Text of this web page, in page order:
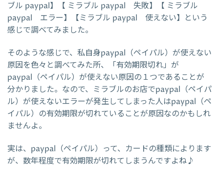
ブル paypal】【 ミラブル paypal 失敗】【 ミラブル
paypal エラー】【ミラブル paypal 使えない】という
感じで調べてみました。
そのような感じで、私自身paypal（ペイパル）が使えない
原因を色々と調べてみた所、「有効期限切れ」が
paypal（ペイパル）が使えない原因の１つであることが
分かりました。なので、ミラブルのお店でpaypal（ペイパ
ル）が使えないエラーが発生してしまった人はpaypal（ペ
イパル）の有効期限が切れていることが原因なのかもしれ
ませんよ。
実は、paypal（ペイパル）って、カードの種類によります
が、数年程度で有効期限が切れてしまうんですよね♪